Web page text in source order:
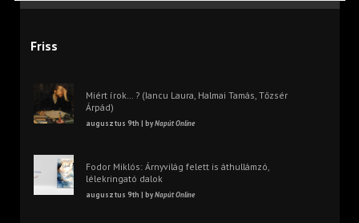
Friss
Miért írok… ? (Iancu Laura, Halmai Tamás, Tőzsér
Árpád)
augusztus 9th | byNapút Online
Fodor Miklós: Árnyvilág felett is áthullámzó,
lélekringató dalok
augusztus 9th | byNapút Online